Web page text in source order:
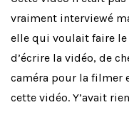
vraiment interviewé
elle qui voulait faire
d’écrire la vidéo, de
caméra pour la filmer
cette vidéo. Y’avait